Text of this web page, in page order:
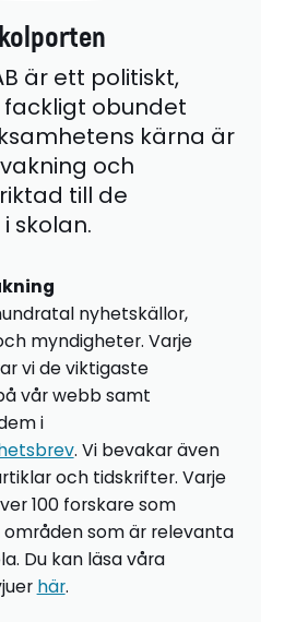
är ett politiskt,
fackligt obundet
kärna är
och
till de
skolan.
nyhetskällor,
myndigheter. Varje
vi de viktigaste
vår webb samt
i
. Vi bevakar även
och tidskrifter. Varje
100 forskare som
som är relevanta
Du kan läsa våra
här.